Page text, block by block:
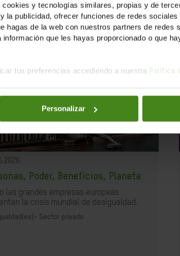
y tecnologías similares, propias y de
la publicidad, ofrecer funciones de redes
hagas de la web con nuestros partners de redes
que les hayas proporcionado o que
tus preferencias accediendo a nuestra Política
Personalizar
Poder, Beneficios, Planeta
las grandes empresas europeas
la crisis mundial de desigualdad.
Sector privado